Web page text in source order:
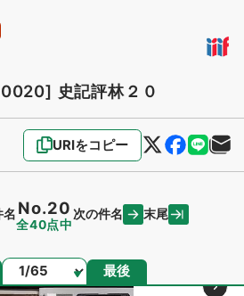
0020] 史記評林２０
URIをコピー
名 No.20
全40点中
次の件名 末尾
ページ 最後